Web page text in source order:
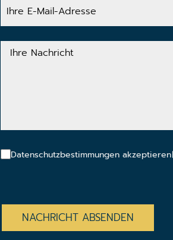
E-
Adresse
Ihre
Nachricht
Datenschutzbestimmungen akzeptieren